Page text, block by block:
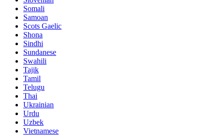
Somali
Samoan
Scots Gaelic
Shona
Sindhi
Sundanese
Swahili
Tajik
Tamil
Telugu
Thai
Ukrainian
Urdu
Uzbek
Vietnamese